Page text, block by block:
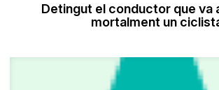
Detingut el conductor que va
mortalment un